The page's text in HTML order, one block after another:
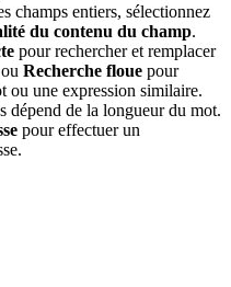
champs entiers, sélectionnez
du contenu du champ.
pour rechercher et remplacer
Recherche floue pour
ou une expression similaire.
dépend de la longueur du mot.
pour effectuer un